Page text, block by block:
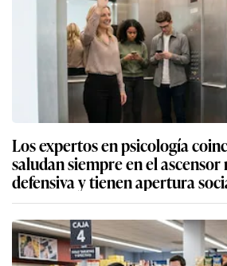
Los expertos en psicología
saludan siempre en el ascensor
defensiva y tienen apertura